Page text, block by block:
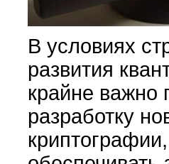
В условиях
развития
крайне важно
разработку